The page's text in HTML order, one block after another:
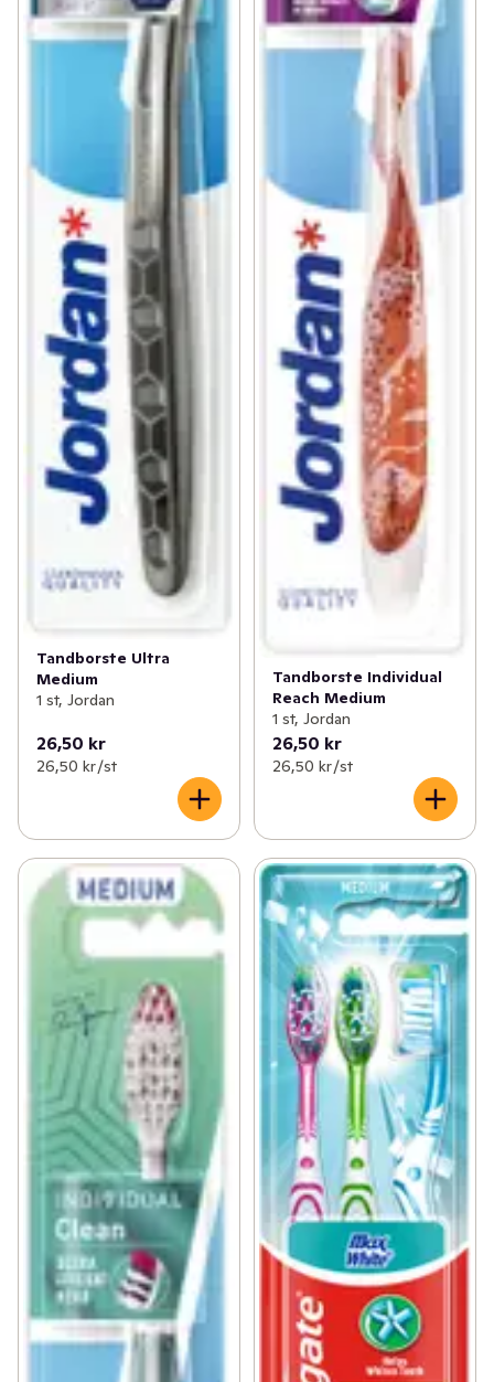
Tandborste Ultra
Medium
1 st, Jordan
26,50 kr
26,50 kr /st
Tandborste Individual
Reach Medium
1 st, Jordan
26,50 kr
26,50 kr /st